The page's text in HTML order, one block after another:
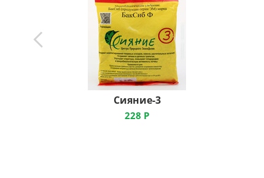
Сияние-3
228 Р